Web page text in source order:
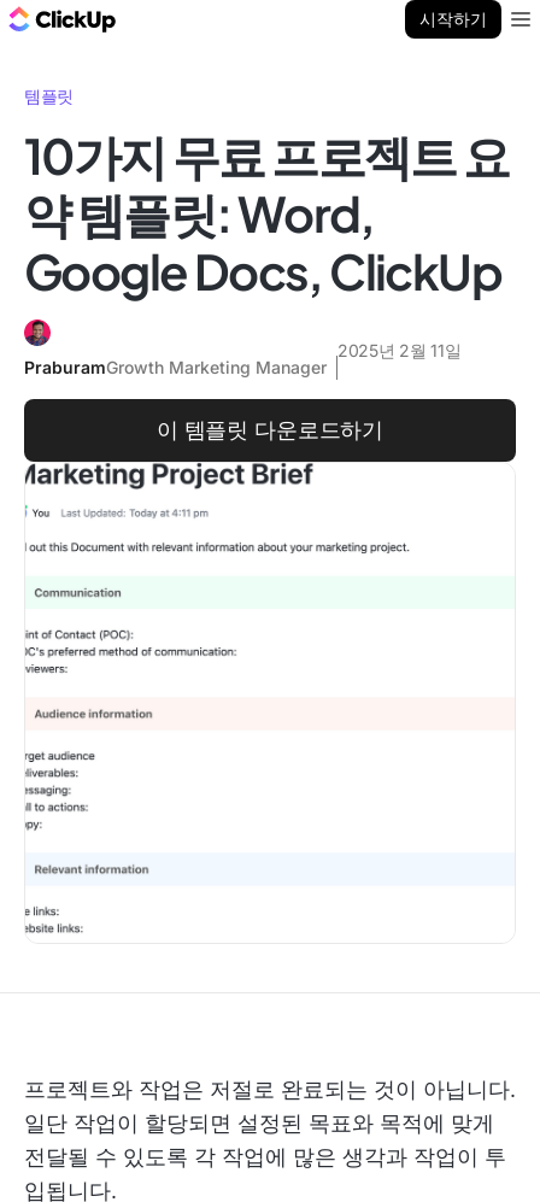
시작하기
템플릿
10가지 무료 프로젝트 요
약 템플릿: Word,
Google Docs, ClickUp
PraburamGrowth Marketing Manager
2025년 2월 11일
이 템플릿 다운로드하기
프로젝트와 작업은 저절로 완료되는 것이 아닙니다.
일단 작업이 할당되면 설정된 목표와 목적에 맞게
전달될 수 있도록 각 작업에 많은 생각과 작업이 투
입됩니다.